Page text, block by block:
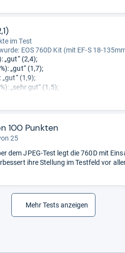
im Test
EOS 760D Kit (mit EF-S 18-
„gut“ (2,4);
„gut“ (1,7);
„gut“ (1,9);
„sehr gut“ (1,5);
100 Punkten
25
dem JPEG-Test legt die 760D mit
ihre Stellung im Testfeld vor
Mehr Tests anzeigen